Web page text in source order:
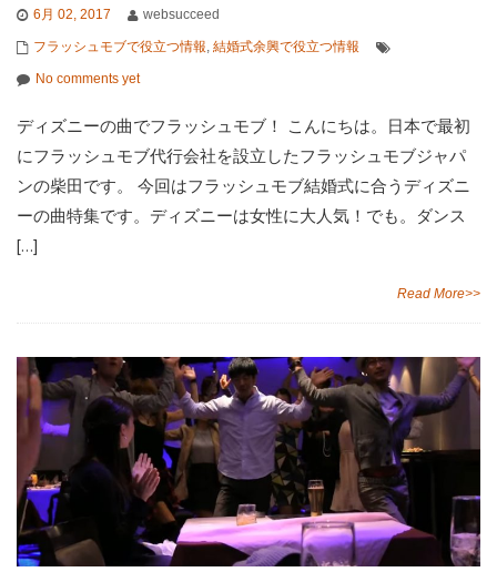
6月 02, 2017 websucceed
フラッシュモブで役立つ情報, 結婚式余興で役立つ情報
No comments yet
ディズニーの曲でフラッシュモブ！ こんにちは。日本で最初
にフラッシュモブ代行会社を設立したフラッシュモブジャパ
ンの柴田です。 今回はフラッシュモブ結婚式に合うディズニ
ーの曲特集です。ディズニーは女性に大人気！でも。ダンス
[…]
Read More>>